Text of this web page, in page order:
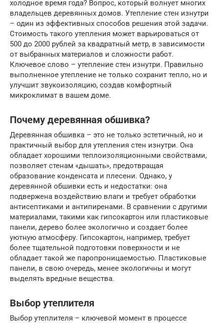
холодное время года? Вопрос, который волнует многих
владельцев деревянных домов. Утепление стен изнутри
– один из эффективных способов решения этой задачи.
Стоимость такого утепления может варьироваться от
500 до 2000 рублей за квадратный метр, в зависимости
от выбранных материалов и сложности работ.
Ключевое слово – утепление стен изнутри. Правильно
выполненное утепление не только сохранит тепло, но и
улучшит звукоизоляцию, создав комфортный
микроклимат в вашем доме.
Почему деревянная обшивка?
Деревянная обшивка – это не только эстетичный, но и
практичный выбор для утепления стен изнутри. Она
обладает хорошими теплоизоляционными свойствами,
позволяет стенам «дышать», предотвращая
образование конденсата и плесени. Однако, у
деревянной обшивки есть и недостатки: она
подвержена воздействию влаги и требует обработки
антисептиками и антипиренами. В сравнении с другими
материалами, такими как гипсокартон или пластиковые
панели, дерево более экологично и создает более
уютную атмосферу. Гипсокартон, например, требует
более тщательной подготовки поверхности и не
обладает такой же паропроницаемостью. Пластиковые
панели, в свою очередь, менее экологичны и могут
выделять вредные вещества.
Выбор утеплителя
Выбор утеплителя – ключевой момент в процессе